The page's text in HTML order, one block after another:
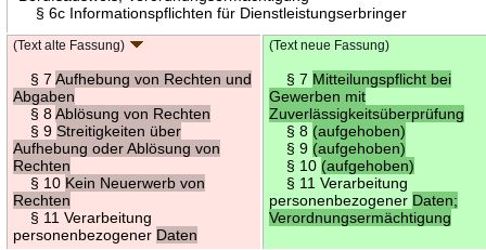
§ 6c Informationspflichten für Dienstleistungserbringer
(Text alte Fassung)
§ 7Aufhebung von Rechten und
Abgaben
§ 8Ablösung von Rechten
§ 9Streitigkeiten über
Aufhebung oder Ablösung von
Rechten
§ 10 Kein Neuerwerb von
Rechten
§ 11 Verarbeitung
personenbezogener Daten
(Text neue Fassung)
§ 7 Mitteilungspflicht bei
Gewerben mit
Zuverlässigkeitsüberprüfung
§ 8 (aufgehoben)
§ 9 (aufgehoben)
§ 10 (aufgehoben)
§ 11 Verarbeitung
personenbezogener Daten;
Verordnungsermächtigung